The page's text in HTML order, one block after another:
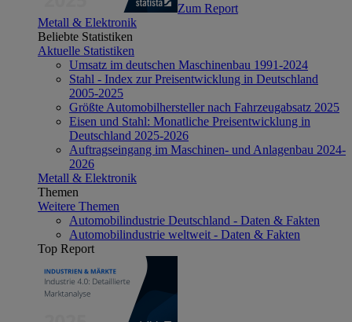
Zum Report
Metall & Elektronik
Beliebte Statistiken
Aktuelle Statistiken
Umsatz im deutschen Maschinenbau 1991-2024
Stahl - Index zur Preisentwicklung in Deutschland
2005-2025
Größte Automobilhersteller nach Fahrzeugabsatz 2025
Eisen und Stahl: Monatliche Preisentwicklung in
Deutschland 2025-2026
Auftragseingang im Maschinen- und Anlagenbau 2024-
2026
Metall & Elektronik
Themen
Weitere Themen
Automobilindustrie Deutschland - Daten & Fakten
Automobilindustrie weltweit - Daten & Fakten
Top Report